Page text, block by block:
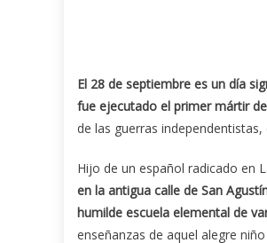
El 28 de septiembre es un día
fue ejecutado el primer mártir
de las guerras
Hijo de un español radicado en
en la antigua calle de San
humilde escuela elemental de
enseñanzas de aquel alegre